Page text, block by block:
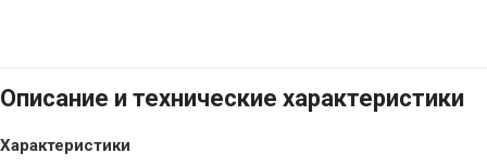
Описание и технические характеристики
Характеристики